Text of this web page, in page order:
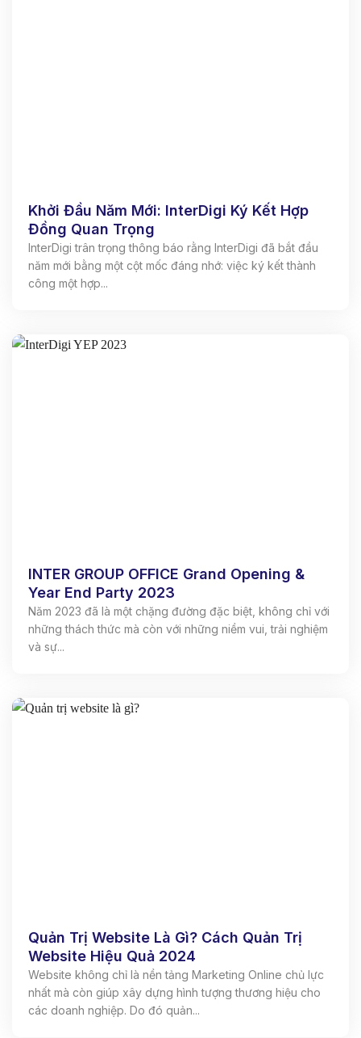
Khởi Đầu Năm Mới: InterDigi Ký Kết Hợp
Đồng Quan Trọng
InterDigi trân trọng thông báo rằng InterDigi đã bắt đầu
năm mới bằng một cột mốc đáng nhớ: việc ký kết thành
công một hợp...
INTER GROUP OFFICE Grand Opening &
Year End Party 2023
Năm 2023 đã là một chặng đường đặc biệt, không chỉ với
những thách thức mà còn với những niềm vui, trải nghiệm
và sự...
Quản Trị Website Là Gì? Cách Quản Trị
Website Hiệu Quả 2024
Website không chỉ là nền tảng Marketing Online chủ lực
nhất mà còn giúp xây dựng hình tượng thương hiệu cho
các doanh nghiệp. Do đó quản...